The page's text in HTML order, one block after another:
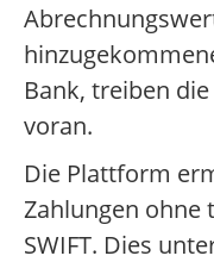
Bank, treiben
voran.
Die Plattform
Zahlungen ohne
SWIFT. Dies